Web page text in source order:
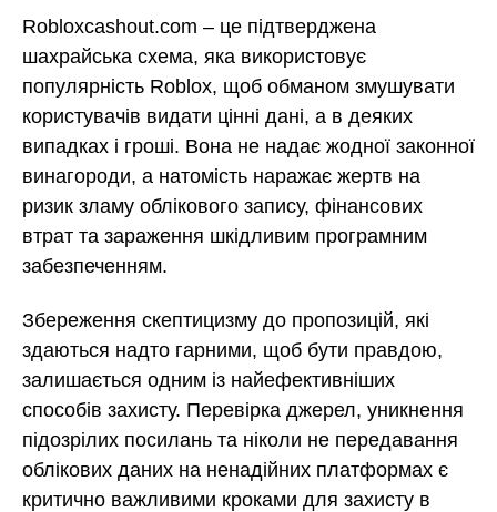
Robloxcashout.com – це підтверджена
шахрайська схема, яка використовує
популярність Roblox, щоб обманом змушувати
користувачів видати цінні дані, а в деяких
випадках і гроші. Вона не надає жодної законної
винагороди, а натомість наражає жертв на
ризик зламу облікового запису, фінансових
втрат та зараження шкідливим програмним
забезпеченням.
Збереження скептицизму до пропозицій, які
здаються надто гарними, щоб бути правдою,
залишається одним із найефективніших
способів захисту. Перевірка джерел, уникнення
підозрілих посилань та ніколи не передавання
облікових даних на ненадійних платформах є
критично важливими кроками для захисту в